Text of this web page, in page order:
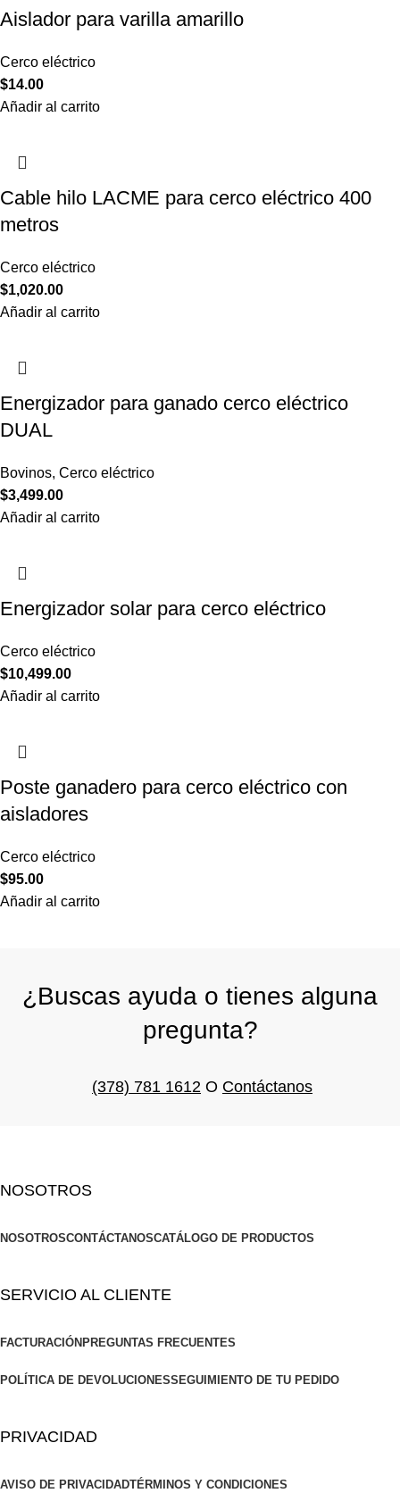
Aislador para varilla amarillo
Cerco eléctrico
$14.00
Añadir al carrito
Cable hilo LACME para cerco eléctrico 400
metros
Cerco eléctrico
$1,020.00
Añadir al carrito
Energizador para ganado cerco eléctrico
DUAL
Bovinos, Cerco eléctrico
$3,499.00
Añadir al carrito
Energizador solar para cerco eléctrico
Cerco eléctrico
$10,499.00
Añadir al carrito
Poste ganadero para cerco eléctrico con
aisladores
Cerco eléctrico
$95.00
Añadir al carrito
¿Buscas ayuda o tienes alguna
pregunta?
(378) 781 1612 O Contáctanos
NOSOTROS
NOSOTROSCONTÁCTANOSCATÁLOGO DE PRODUCTOS
SERVICIO AL CLIENTE
FACTURACIÓN PREGUNTAS FRECUENTES
POLÍTICA DE DEVOLUCIONESSEGUIMIENTO DE TU PEDIDO
PRIVACIDAD
AVISO DE PRIVACIDADTÉRMINOS Y CONDICIONES